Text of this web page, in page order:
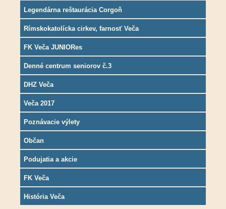
Legendárna reštaurácia Corgoň
Rímskokatolícka cirkev, farnosť Veča
FK Veča JUNIORes
Denné centrum seniorov č.3
DHZ Veča
Veča 2017
Poznávacie výlety
Občan
Podujatia a akcie
FK Veča
História Veča